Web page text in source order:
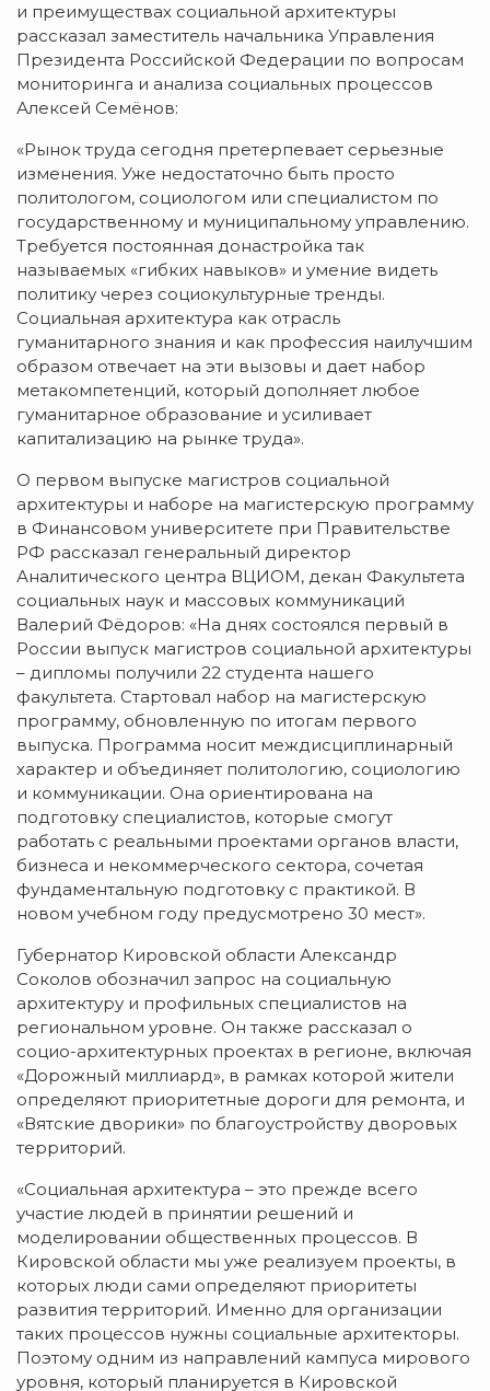
и преимуществах социальной архитектуры
рассказал заместитель начальника Управления
Президента Российской Федерации по вопросам
мониторинга и анализа социальных процессов
Алексей Семёнов:
«Рынок труда сегодня претерпевает серьезные
изменения. Уже недостаточно быть просто
политологом, социологом или специалистом по
государственному и муниципальному управлению.
Требуется постоянная донастройка так
называемых «гибких навыков» и умение видеть
политику через социокультурные тренды.
Социальная архитектура как отрасль
гуманитарного знания и как профессия наилучшим
образом отвечает на эти вызовы и дает набор
метакомпетенций, который дополняет любое
гуманитарное образование и усиливает
капитализацию на рынке труда».
О первом выпуске магистров социальной
архитектуры и наборе на магистерскую программу
в Финансовом университете при Правительстве
РФ рассказал генеральный директор
Аналитического центра ВЦИОМ, декан Факультета
социальных наук и массовых коммуникаций
Валерий Фёдоров: «На днях состоялся первый в
России выпуск магистров социальной архитектуры
– дипломы получили 22 студента нашего
факультета. Стартовал набор на магистерскую
программу, обновленную по итогам первого
выпуска. Программа носит междисциплинарный
характер и объединяет политологию, социологию
и коммуникации. Она ориентирована на
подготовку специалистов, которые смогут
работать с реальными проектами органов власти,
бизнеса и некоммерческого сектора, сочетая
фундаментальную подготовку с практикой. В
новом учебном году предусмотрено 30 мест».
Губернатор Кировской области Александр
Соколов обозначил запрос на социальную
архитектуру и профильных специалистов на
региональном уровне. Он также рассказал о
социо-архитектурных проектах в регионе, включая
«Дорожный миллиард», в рамках которой жители
определяют приоритетные дороги для ремонта, и
«Вятские дворики» по благоустройству дворовых
территорий.
«Социальная архитектура – это прежде всего
участие людей в принятии решений и
моделировании общественных процессов. В
Кировской области мы уже реализуем проекты, в
которых люди сами определяют приоритеты
развития территорий. Именно для организации
таких процессов нужны социальные архитекторы.
Поэтому одним из направлений кампуса мирового
уровня, который планируется в Кировской